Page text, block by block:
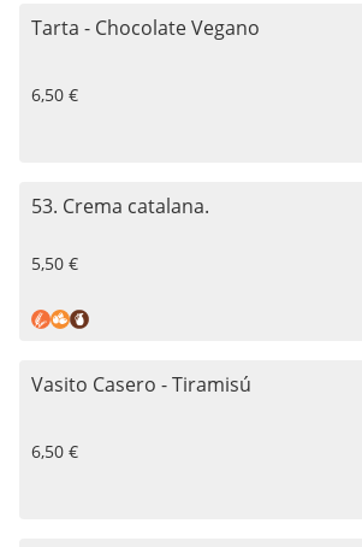
Tarta - Chocolate Vegano
6,50 €
53. Crema catalana.
5,50 €
Vasito Casero - Tiramisú
6,50 €